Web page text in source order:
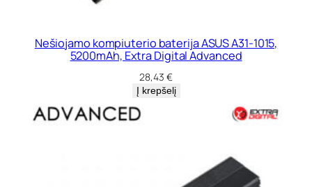
Nešiojamo kompiuterio baterija ASUS A31-1015,
5200mAh, Extra Digital Advanced
28,43 €
Į krepšelį